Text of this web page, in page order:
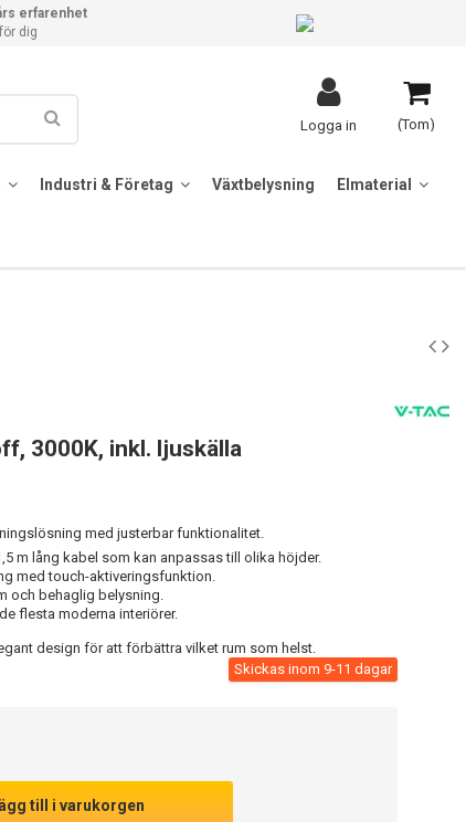
erfarenhet
dig
(Tom)
Logga in
Industri & Företag Växtbelysning Elmaterial
3000K, inkl. ljuskälla
med justerbar funktionalitet.
m lång kabel som kan anpassas till olika höjder.
med touch-aktiveringsfunktion.
och behaglig belysning.
flesta moderna interiörer.
design för att förbättra vilket rum som helst.
Skickas inom 9-11 dagar
till i varukorgen